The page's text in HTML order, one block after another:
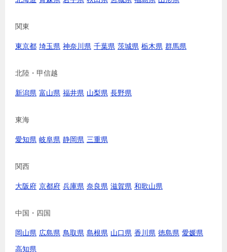
関東
東京都 埼玉県 神奈川県 千葉県 茨城県 栃木県 群馬県
北陸・甲信越
新潟県 富山県 福井県 山梨県 長野県
東海
愛知県 岐阜県 静岡県 三重県
関西
大阪府 京都府 兵庫県 奈良県 滋賀県 和歌山県
中国・四国
岡山県 広島県 鳥取県 島根県 山口県 香川県 徳島県 愛媛県
高知県